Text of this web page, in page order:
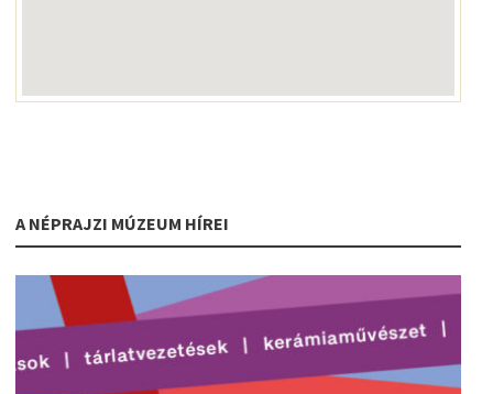
A NÉPRAJZI MÚZEUM HÍREI